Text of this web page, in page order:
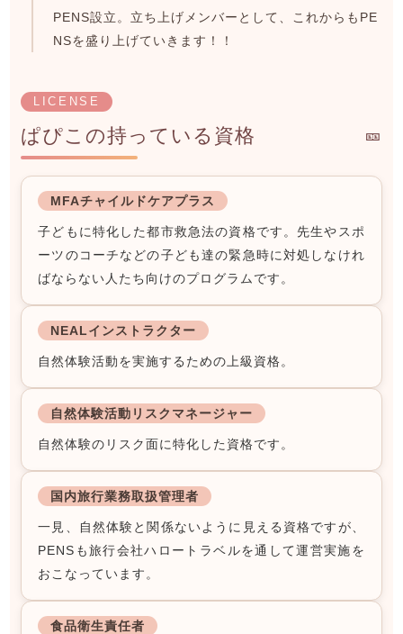
PENS設立。立ち上げメンバーとして、これからもPE
NSを盛り上げていきます！！
LICENSE
ぱぴこの持っている資格 🎫
MFAチャイルドケアプラス
子どもに特化した都市救急法の資格です。先生やスポ
ーツのコーチなどの子ども達の緊急時に対処しなけれ
ばならない人たち向けのプログラムです。
NEALインストラクター
自然体験活動を実施するための上級資格。
自然体験活動リスクマネージャー
自然体験のリスク面に特化した資格です。
国内旅行業務取扱管理者
一見、自然体験と関係ないように見える資格ですが、
PENSも旅行会社ハロートラベルを通して運営実施を
おこなっています。
食品衛生責任者